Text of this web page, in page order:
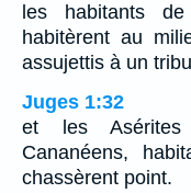
les habitants
habitèrent au
assujettis à un
Juges 1:32
et les
Cananéens,
chassèrent point.